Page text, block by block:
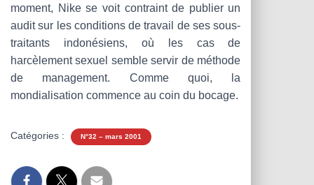
moment, Nike se voit contraint de publier un
audit sur les conditions de travail de ses sous-
traitants indonésiens, où les cas de
harcèlement sexuel semble servir de méthode
de management. Comme quoi, la
mondialisation commence au coin du bocage.
Catégories : N°32 – mars 2001